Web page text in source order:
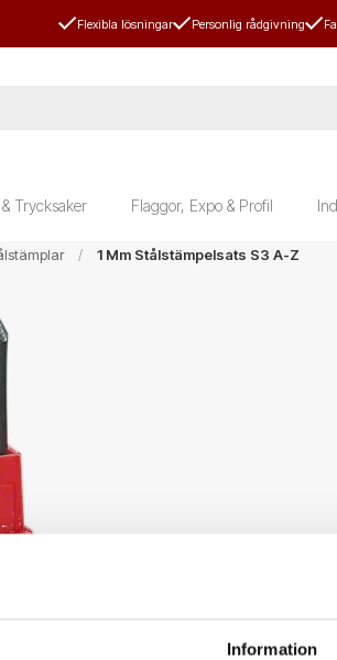
Information
Flexibla lösningar Personlig rådgivning
Trycksaker Flaggor, Expo & Profil
1 Mm Stålstämpelsats S3 A-Z